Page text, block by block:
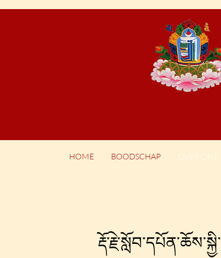
HOME BOODSCHAP OVER ONS
རྡོ་རྗེ་སློབ་དཔོན་ཆོས་སྐྱི་